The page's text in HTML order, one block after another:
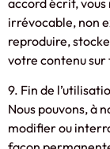
irrévocable, non
reproduire,
votre contenu
9. Fin de
Nous pouvons, à
modifier ou